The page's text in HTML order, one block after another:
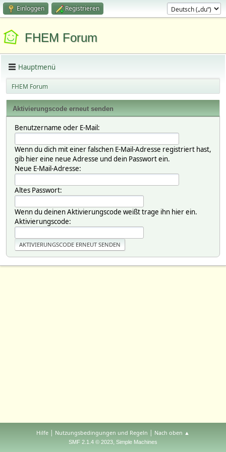
Einloggen Registrieren
FHEM Forum
Hauptmenü
FHEM Forum
Aktivierungscode erneut senden
Benutzername oder E-Mail:
Wenn du dich mit einer falschen E-Mail-Adresse registriert hast,
gib hier eine neue Adresse und dein Passwort ein.
Neue E-Mail-Adresse:
Altes Passwort:
Wenn du deinen Aktivierungscode weißt trage ihn hier ein.
Aktivierungscode:
Hilfe | Nutzungsbedingungen und Regeln | Nach oben ▲
SMF 2.1.4 © 2023, Simple Machines